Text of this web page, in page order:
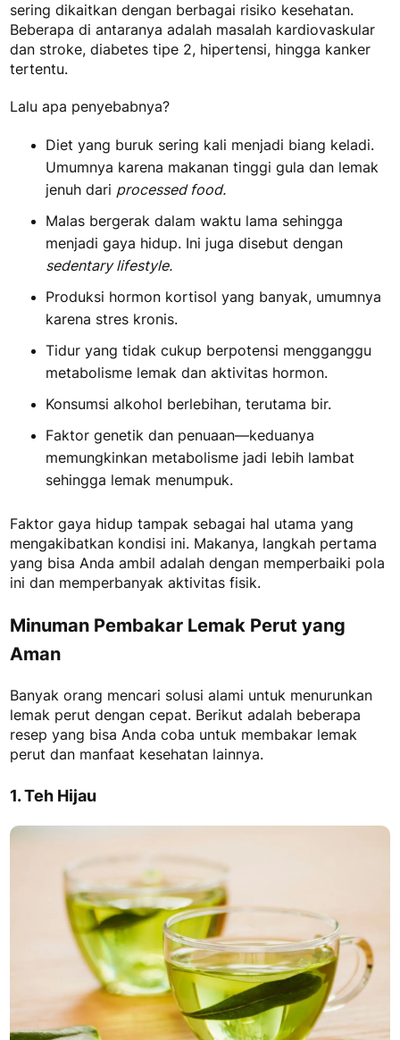
sering dikaitkan dengan berbagai risiko kesehatan.
Beberapa di antaranya adalah masalah kardiovaskular
dan stroke, diabetes tipe 2, hipertensi, hingga kanker
tertentu.
Lalu apa penyebabnya?
Diet yang buruk sering kali menjadi biang keladi.
Umumnya karena makanan tinggi gula dan lemak
jenuh dari processed food.
Malas bergerak dalam waktu lama sehingga
menjadi gaya hidup. Ini juga disebut dengan
sedentary lifestyle.
Produksi hormon kortisol yang banyak, umumnya
karena stres kronis.
Tidur yang tidak cukup berpotensi mengganggu
metabolisme lemak dan aktivitas hormon.
Konsumsi alkohol berlebihan, terutama bir.
Faktor genetik dan penuaan—keduanya
memungkinkan metabolisme jadi lebih lambat
sehingga lemak menumpuk.
Faktor gaya hidup tampak sebagai hal utama yang
mengakibatkan kondisi ini. Makanya, langkah pertama
yang bisa Anda ambil adalah dengan memperbaiki pola
ini dan memperbanyak aktivitas fisik.
Minuman Pembakar Lemak Perut yang
Aman
Banyak orang mencari solusi alami untuk menurunkan
lemak perut dengan cepat. Berikut adalah beberapa
resep yang bisa Anda coba untuk membakar lemak
perut dan manfaat kesehatan lainnya.
1. Teh Hijau